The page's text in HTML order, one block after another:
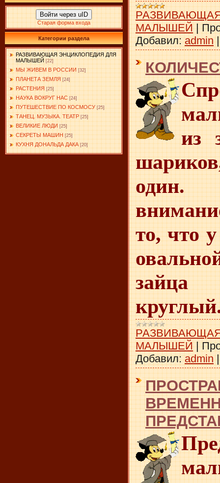
Войти через uID
Старая форма входа
Категории раздела
РАЗВИВАЮЩАЯ ЭНЦИКЛОПЕДИЯ ДЛЯ
МАЛЫШЕЙ [22]
МЫ ЖИВЕМ В РОССИИ [32]
ПЛАНЕТА ЗЕМЛЯ [24]
РАСТЕНИЯ [25]
НАУКА ВОКРУГ НАС [24]
ПУТЕШЕСТВИЕ ПО КОСМОСУ [25]
ТАНЕЦ. МУЗЫКА. ТЕАТР [25]
ВЕЛИКИЕ ЛЮДИ [25]
СЕКРЕТЫ МАШИН [25]
КУХНЯ ДОНАЛЬДА ДАКА [20]
МАЛЫШЕЙ |
Добавил: admin
из
один.
то, что
МАЛЫШЕЙ |
Добавил: admin